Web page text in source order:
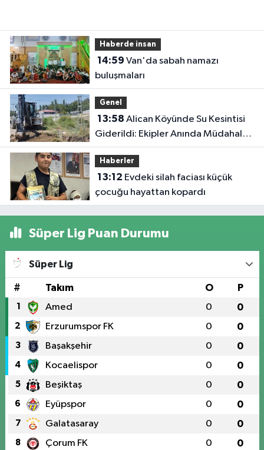
Haberde insan
14:59
buluşmaları
Genel
13:58
Giderildi: Ekipler Anında Müdahale
Etti
Haberler
13:12
çocuğu hayattan kopardı
Süper Lig Puan Durumu
Süper Lig
# Takım O P
1 Amed 0 0
2 Erzurumspor FK 0 0
3 Başakşehir 0 0
4 Kocaelispor 0 0
5 Beşiktaş 0 0
6 Eyüpspor 0 0
7 Galatasaray 0 0
8 Çorum FK 0 0